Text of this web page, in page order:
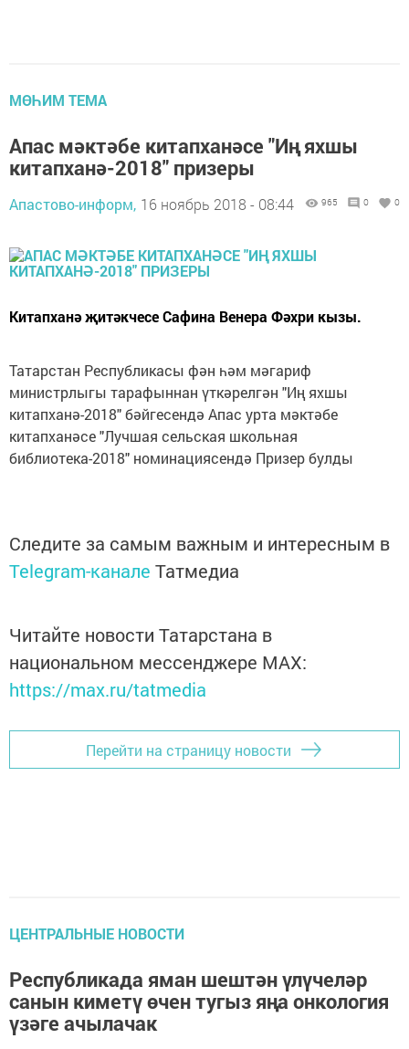
МӨҺИМ ТЕМА
Апас мәктәбе китапханәсе "Иң яхшы
китапханә-2018" призеры
Апастово-информ, 16 ноябрь 2018 - 08:44 965 0 0
Китапханә җитәкчесе Сафина Венера Фәхри кызы.
Татарстан Республикасы фән һәм мәгариф
министрлыгы тарафыннан үткәрелгән "Иң яхшы
китапханә-2018" бәйгесендә Апас урта мәктәбе
китапханәсе "Лучшая сельская школьная
библиотека-2018" номинациясендә Призер булды
Следите за самым важным и интересным в
Telegram-канале Татмедиа
Читайте новости Татарстана в
национальном мессенджере MАХ:
https://max.ru/tatmedia
Перейти на страницу новости
ЦЕНТРАЛЬНЫЕ НОВОСТИ
Республикада яман шештән үлүчеләр
санын киметү өчен тугыз яңа онкология
үзәге ачылачак